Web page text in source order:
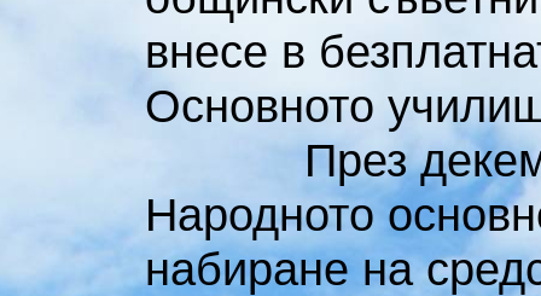
внесе в
Основното
През декември
Народното
набиране на